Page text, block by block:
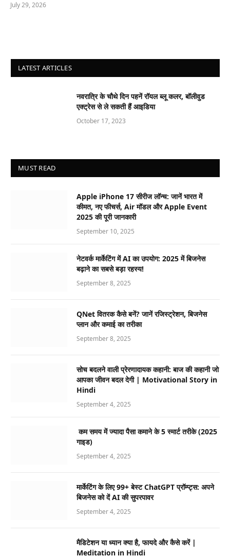
July 29, 2026
LATEST ARTICLES
नवरात्रि के चौथे दिन पहनें रॉयल ब्लू कलर, बॉलीवुड
एक्ट्रेस से ले सकती हैं आइडिया
October 17, 2023
MUST READ
Apple iPhone 17 सीरीज लॉन्च: जानें भारत में
कीमत, नए फीचर्स, Air मॉडल और Apple Event
2025 की पूरी जानकारी
September 10, 2025
नेटवर्क मार्केटिंग में AI का उपयोग: 2025 में बिजनेस
बढ़ाने का सबसे बड़ा रहस्य!
September 8, 2025
QNet वितरक कैसे बनें? जानें रजिस्ट्रेशन, बिजनेस
प्लान और कमाई का तरीका
September 8, 2025
सोच बदलने वाली प्रेरणादायक कहानी: बाज की कहानी जो
आपका जीवन बदल देगी | Motivational Story in
Hindi
September 4, 2025
कम समय में ज्यादा पैसा कमाने के 5 स्मार्ट तरीके (2025
गाइड)
September 4, 2025
मार्केटिंग के लिए 99+ बेस्ट ChatGPT प्रॉम्प्ट्स: अपने
बिजनेस को दें AI की सुपरपावर
September 4, 2025
मैडिटेशन या ध्यान क्या है, फायदे और कैसे करें |
Meditation in Hindi